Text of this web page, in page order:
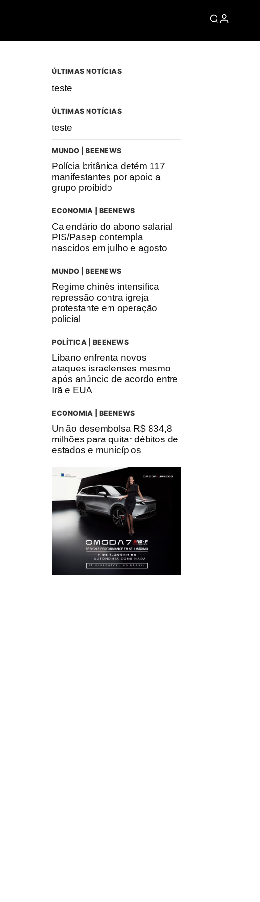
ÚLTIMAS NOTÍCIAS
teste
ÚLTIMAS NOTÍCIAS
teste
MUNDO | BEENEWS
Polícia britânica detém 117
manifestantes por apoio a
grupo proibido
ECONOMIA | BEENEWS
Calendário do abono salarial
PIS/Pasep contempla
nascidos em julho e agosto
MUNDO | BEENEWS
Regime chinês intensifica
repressão contra igreja
protestante em operação
policial
POLÍTICA | BEENEWS
Líbano enfrenta novos
ataques israelenses mesmo
após anúncio de acordo entre
Irã e EUA
ECONOMIA | BEENEWS
União desembolsa R$ 834,8
milhões para quitar débitos de
estados e municípios